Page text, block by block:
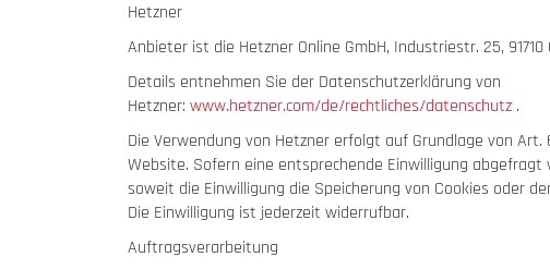
Hetzner
Anbieter ist die Hetzner Online GmbH, Industriestr. 25,
Details entnehmen Sie der Datenschutzerklärung von
Hetzner: www.hetzner.com/de/rechtliches/datenschutz .
Die Verwendung von Hetzner erfolgt auf Grundlage von
Website. Sofern eine entsprechende Einwilligung abgefragt
soweit die Einwilligung die Speicherung von Cookies oder
Die Einwilligung ist jederzeit widerrufbar.
Auftragsverarbeitung